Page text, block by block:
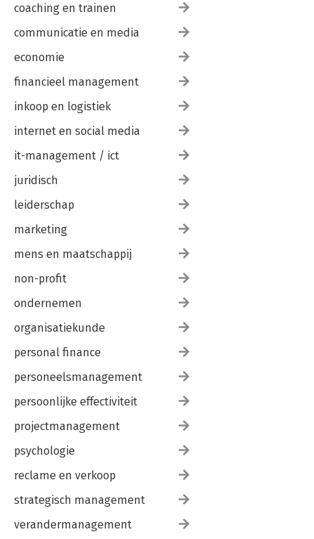
coaching en trainen
communicatie en media
economie
financieel management
inkoop en logistiek
internet en social media
it-management / ict
juridisch
leiderschap
marketing
mens en maatschappij
non-profit
ondernemen
organisatiekunde
personal finance
personeelsmanagement
persoonlijke effectiviteit
projectmanagement
psychologie
reclame en verkoop
strategisch management
verandermanagement